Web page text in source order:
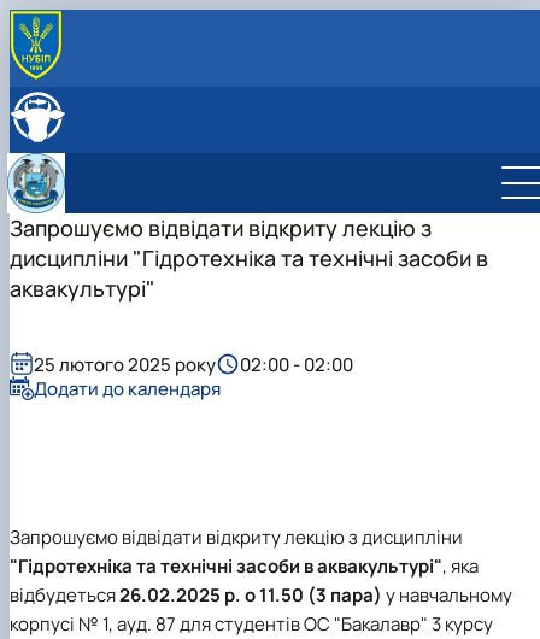
ПРО КАФЕДРУ
ОСВІТНЯ ДІЯЛЬНІСТЬ
Навчальні лабораторії
Сертифікатні курси
Фотогалерея
Робочі програми
НАУКОВА ДІЯЛЬНІСТЬ
Наукова робота
Дорадча діяльність
Наукові гуртки
Підготовка аспірантів та докторантів
МІЖНАРОДНА ДІЯЛЬНІСТЬ
Запрошуємо відвідати відкриту лекцію з
дисципліни "Гідротехніка та технічні засоби в
аквакультурі"
Запрошуємо відвідати відкриту лекцію з дисципліни
"Гідротехніка та технічні засоби в аквакультурі", яка
відбудеться26.02.2025 р. о 11.50 (3 пара) у навчальному
корпусі № 1, ауд. 87 для студентів ОС "Бакалавр" 3 курсу
25 лютого 2025 року
02:00 - 02:00
Додати до календаря